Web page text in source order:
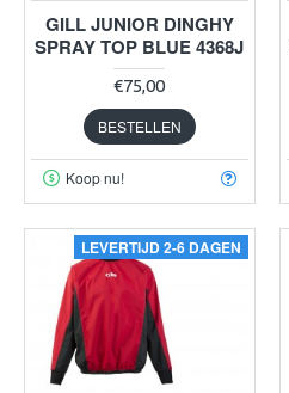
GILL JUNIOR DINGHY
SPRAY TOP BLUE 4368J
€75,00
BESTELLEN
Koop nu!
LEVERTIJD 2-6 DAGEN